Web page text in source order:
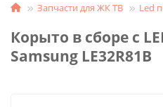
Запчасти для ЖК ТВ Led
Корыто в сборе с
Samsung LE32R81B